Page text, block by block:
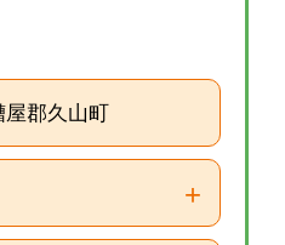
屋郡久山町
+